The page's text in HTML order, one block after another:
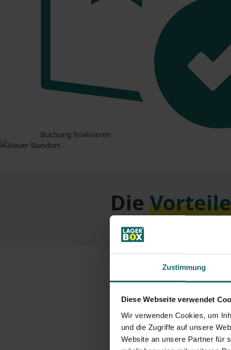
Zustimmung
Diese Webseite verwendet
Wir verwenden Cookies, um
und die Zugriffe auf unsere
Website an unsere Partner für
Buchung finalisieren
Die Vorteile
Homepage